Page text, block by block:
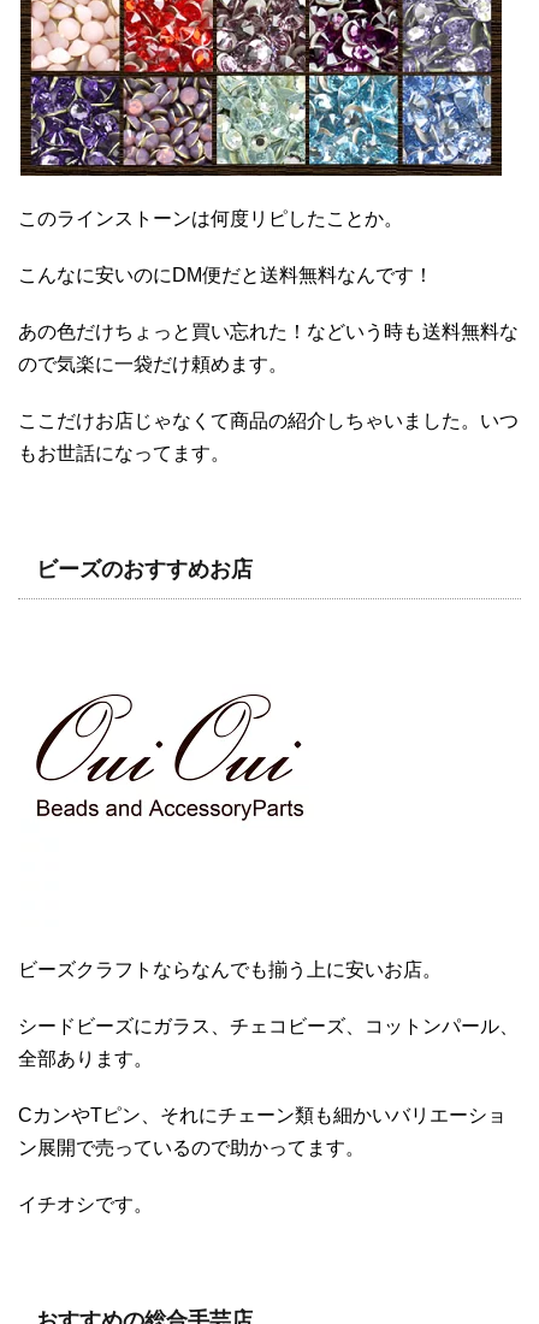
このラインストーンは何度リピしたことか。
こんなに安いのにDM便だと送料無料なんです！
あの色だけちょっと買い忘れた！などいう時も送料無料な
ので気楽に一袋だけ頼めます。
ここだけお店じゃなくて商品の紹介しちゃいました。いつ
もお世話になってます。
ビーズのおすすめお店
ビーズクラフトならなんでも揃う上に安いお店。
シードビーズにガラス、チェコビーズ、コットンパール、
全部あります。
CカンやTピン、それにチェーン類も細かいバリエーショ
ン展開で売っているので助かってます。
イチオシです。